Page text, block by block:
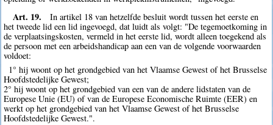
Art. 19.
In artikel 18 van hetzelfde besluit wordt tussen het eerste en
het tweede lid een lid ingevoegd, dat luidt als volgt: "De tegemoetkoming in
de verplaatsingskosten, vermeld in het eerste lid, wordt alleen toegekend als
de persoon met een arbeidshandicap aan een van de volgende voorwaarden
voldoet:
1° hij woont op het grondgebied van het Vlaamse Gewest of het Brusselse
Hoofdstedelijke Gewest;
2° hij woont op het grondgebied van een van de andere lidstaten van de
Europese Unie (EU) of van de Europese Economische Ruimte (EER) en
werkt op het grondgebied van het Vlaamse Gewest of het Brusselse
Hoofdstedelijke Gewest.".